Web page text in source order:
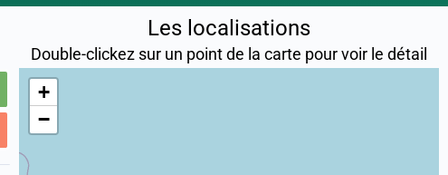
Les localisations
Double-clickez sur un point de la carte pour voir le détail
+
−